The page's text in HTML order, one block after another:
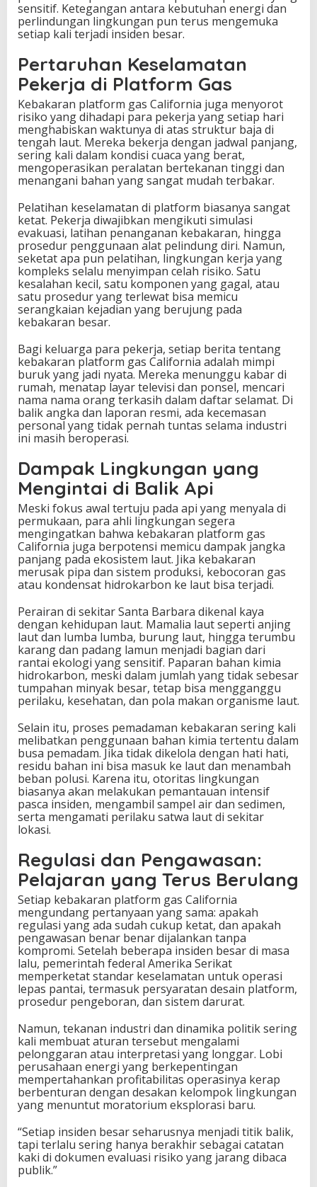
sensitif. Ketegangan antara kebutuhan energi dan
perlindungan lingkungan pun terus mengemuka
setiap kali terjadi insiden besar.
Pertaruhan Keselamatan
Pekerja di Platform Gas
Kebakaran platform gas California juga menyorot
risiko yang dihadapi para pekerja yang setiap hari
menghabiskan waktunya di atas struktur baja di
tengah laut. Mereka bekerja dengan jadwal panjang,
sering kali dalam kondisi cuaca yang berat,
mengoperasikan peralatan bertekanan tinggi dan
menangani bahan yang sangat mudah terbakar.
Pelatihan keselamatan di platform biasanya sangat
ketat. Pekerja diwajibkan mengikuti simulasi
evakuasi, latihan penanganan kebakaran, hingga
prosedur penggunaan alat pelindung diri. Namun,
seketat apa pun pelatihan, lingkungan kerja yang
kompleks selalu menyimpan celah risiko. Satu
kesalahan kecil, satu komponen yang gagal, atau
satu prosedur yang terlewat bisa memicu
serangkaian kejadian yang berujung pada
kebakaran besar.
Bagi keluarga para pekerja, setiap berita tentang
kebakaran platform gas California adalah mimpi
buruk yang jadi nyata. Mereka menunggu kabar di
rumah, menatap layar televisi dan ponsel, mencari
nama nama orang terkasih dalam daftar selamat. Di
balik angka dan laporan resmi, ada kecemasan
personal yang tidak pernah tuntas selama industri
ini masih beroperasi.
Dampak Lingkungan yang
Mengintai di Balik Api
Meski fokus awal tertuju pada api yang menyala di
permukaan, para ahli lingkungan segera
mengingatkan bahwa kebakaran platform gas
California juga berpotensi memicu dampak jangka
panjang pada ekosistem laut. Jika kebakaran
merusak pipa dan sistem produksi, kebocoran gas
atau kondensat hidrokarbon ke laut bisa terjadi.
Perairan di sekitar Santa Barbara dikenal kaya
dengan kehidupan laut. Mamalia laut seperti anjing
laut dan lumba lumba, burung laut, hingga terumbu
karang dan padang lamun menjadi bagian dari
rantai ekologi yang sensitif. Paparan bahan kimia
hidrokarbon, meski dalam jumlah yang tidak sebesar
tumpahan minyak besar, tetap bisa mengganggu
perilaku, kesehatan, dan pola makan organisme laut.
Selain itu, proses pemadaman kebakaran sering kali
melibatkan penggunaan bahan kimia tertentu dalam
busa pemadam. Jika tidak dikelola dengan hati hati,
residu bahan ini bisa masuk ke laut dan menambah
beban polusi. Karena itu, otoritas lingkungan
biasanya akan melakukan pemantauan intensif
pasca insiden, mengambil sampel air dan sedimen,
serta mengamati perilaku satwa laut di sekitar
lokasi.
Regulasi dan Pengawasan:
Pelajaran yang Terus Berulang
Setiap kebakaran platform gas California
mengundang pertanyaan yang sama: apakah
regulasi yang ada sudah cukup ketat, dan apakah
pengawasan benar benar dijalankan tanpa
kompromi. Setelah beberapa insiden besar di masa
lalu, pemerintah federal Amerika Serikat
memperketat standar keselamatan untuk operasi
lepas pantai, termasuk persyaratan desain platform,
prosedur pengeboran, dan sistem darurat.
Namun, tekanan industri dan dinamika politik sering
kali membuat aturan tersebut mengalami
pelonggaran atau interpretasi yang longgar. Lobi
perusahaan energi yang berkepentingan
mempertahankan profitabilitas operasinya kerap
berbenturan dengan desakan kelompok lingkungan
yang menuntut moratorium eksplorasi baru.
“Setiap insiden besar seharusnya menjadi titik balik,
tapi terlalu sering hanya berakhir sebagai catatan
kaki di dokumen evaluasi risiko yang jarang dibaca
publik.”